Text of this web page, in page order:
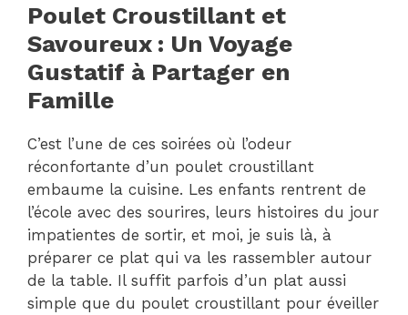
Poulet Croustillant et
Savoureux : Un Voyage
Gustatif à Partager en
Famille
C’est l’une de ces soirées où l’odeur
réconfortante d’un poulet croustillant
embaume la cuisine. Les enfants rentrent de
l’école avec des sourires, leurs histoires du jour
impatientes de sortir, et moi, je suis là, à
préparer ce plat qui va les rassembler autour
de la table. Il suffit parfois d’un plat aussi
simple que du poulet croustillant pour éveiller